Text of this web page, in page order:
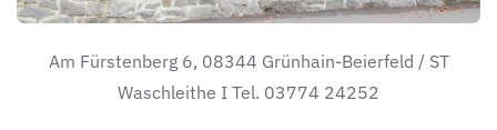
Am Fürstenberg 6, 08344 Grünhain-Beierfeld / ST
Waschleithe I Tel. 03774 24252